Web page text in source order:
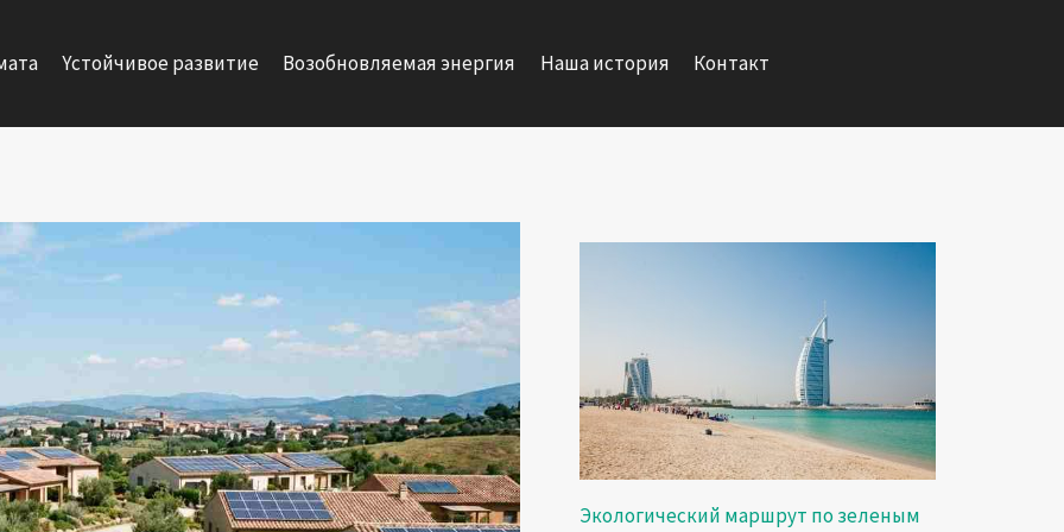
Yстойчивое развитие Возобновляемая энергия Наша история Контакт
Экологический маршрут по зеленым